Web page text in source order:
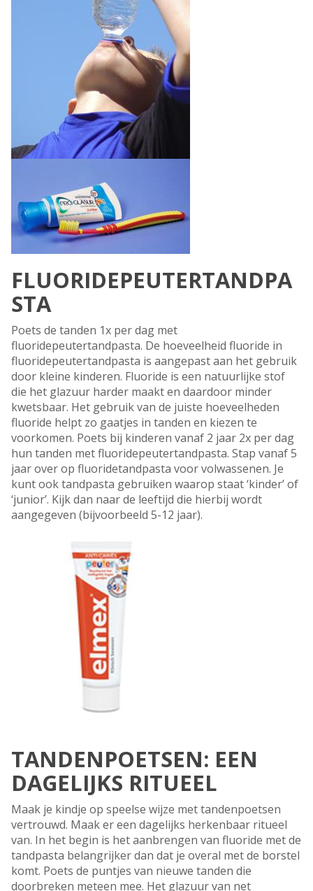
FLUORIDEPEUTERTANDPA
STA
Poets de tanden 1x per dag met
fluoridepeutertandpasta. De hoeveelheid fluoride in
fluoridepeutertandpasta is aangepast aan het gebruik
door kleine kinderen. Fluoride is een natuurlijke stof
die het glazuur harder maakt en daardoor minder
kwetsbaar. Het gebruik van de juiste hoeveelheden
fluoride helpt zo gaatjes in tanden en kiezen te
voorkomen. Poets bij kinderen vanaf 2 jaar 2x per dag
hun tanden met fluoridepeutertandpasta. Stap vanaf 5
jaar over op fluoridetandpasta voor volwassenen. Je
kunt ook tandpasta gebruiken waarop staat ‘kinder’ of
‘junior’. Kijk dan naar de leeftijd die hierbij wordt
aangegeven (bijvoorbeeld 5-12 jaar).
TANDENPOETSEN: EEN
DAGELIJKS RITUEEL
Maak je kindje op speelse wijze met tandenpoetsen
vertrouwd. Maak er een dagelijks herkenbaar ritueel
van. In het begin is het aanbrengen van fluoride met de
tandpasta belangrijker dan dat je overal met de borstel
komt. Poets de puntjes van nieuwe tanden die
doorbreken meteen mee. Het glazuur van net